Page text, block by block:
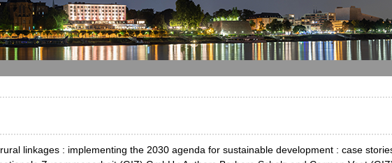
linkages : implementing the 2030 agenda for sustainable development : case